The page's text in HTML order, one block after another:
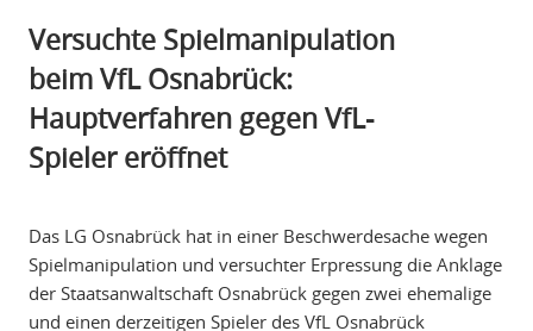
Versuchte Spielmanipulation
beim VfL Osnabrück:
Hauptverfahren gegen VfL-
Spieler eröffnet
Das LG Osnabrück hat in einer Beschwerdesache wegen
Spielmanipulation und versuchter Erpressung die Anklage
der Staatsanwaltschaft Osnabrück gegen zwei ehemalige
und einen derzeitigen Spieler des VfL Osnabrück